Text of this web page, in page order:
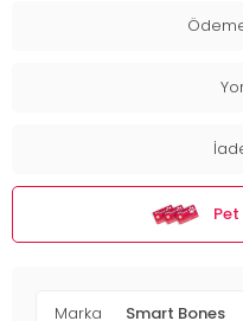
Pet
Marka Smart Bones